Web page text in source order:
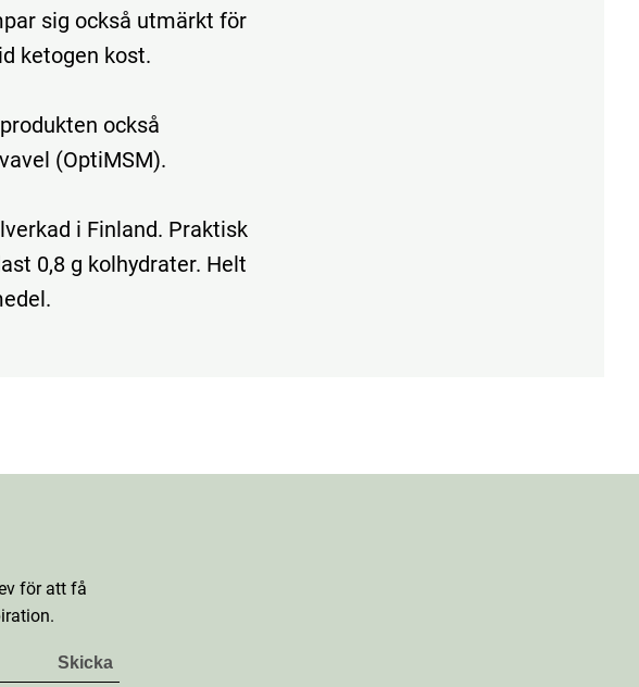
sig också utmärkt för
ketogen kost.
också
(OptiMSM).
i Finland. Praktisk
0,8 g kolhydrater. Helt
för att få